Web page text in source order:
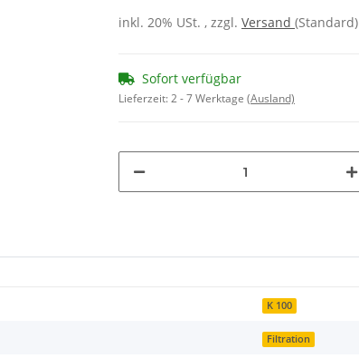
inkl. 20% USt. , zzgl. Versand (Standard)
Sofort verfügbar
Lieferzeit:2 - 7 Werktage (Ausland)
K 100
Filtration